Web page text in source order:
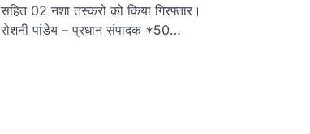
सहित 02 नशा तस्करो को किया गिरफ्तार।
रोशनी पांडेय – प्रधान संपादक *50…